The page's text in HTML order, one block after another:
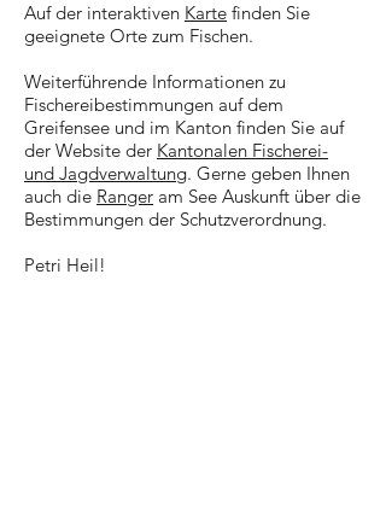
Auf der interaktiven Karte finden Sie
geeignete Orte zum Fischen.
Weiterführende Informationen zu
Fischereibestimmungen auf dem
Greifensee und im Kanton finden Sie auf
der Website der Kantonalen Fischerei-
und Jagdverwaltung. Gerne geben Ihnen
auch die Ranger am See Auskunft über die
Bestimmungen der Schutzverordnung.
Petri Heil!